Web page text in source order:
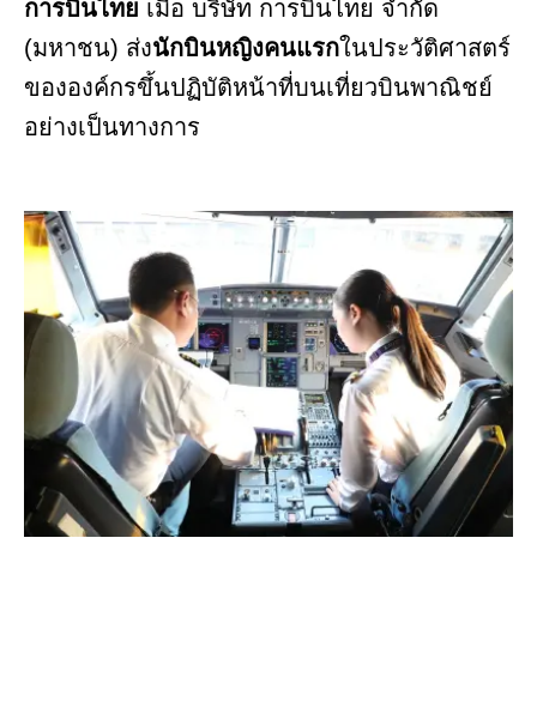
การบินไทย เมื่อ บริษัท การบินไทย จำกัด
(มหาชน) ส่งนักบินหญิงคนแรกในประวัติศาสตร์
ขององค์กรขึ้นปฏิบัติหน้าที่บนเที่ยวบินพาณิชย์
อย่างเป็นทางการ